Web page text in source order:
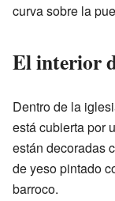
curva sobre la
El interior
Dentro de la
está cubierta por
están decoradas
de yeso pintado
barroco.